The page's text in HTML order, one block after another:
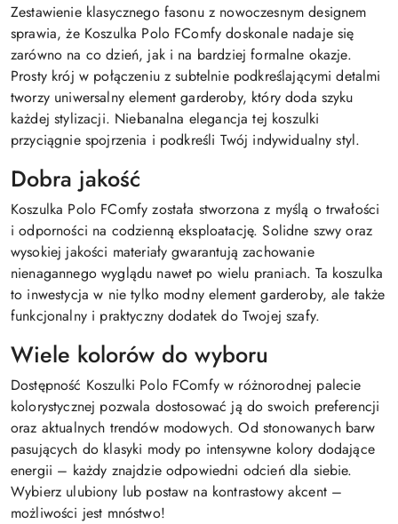
Zestawienie klasycznego fasonu z nowoczesnym designem
sprawia, że Koszulka Polo FComfy doskonale nadaje się
zarówno na co dzień, jak i na bardziej formalne okazje.
Prosty krój w połączeniu z subtelnie podkreślającymi detalmi
tworzy uniwersalny element garderoby, który doda szyku
każdej stylizacji. Niebanalna elegancja tej koszulki
przyciągnie spojrzenia i podkreśli Twój indywidualny styl.
Dobra jakość
Koszulka Polo FComfy została stworzona z myślą o trwałości
i odporności na codzienną eksploatację. Solidne szwy oraz
wysokiej jakości materiały gwarantują zachowanie
nienagannego wyglądu nawet po wielu praniach. Ta koszulka
to inwestycja w nie tylko modny element garderoby, ale także
funkcjonalny i praktyczny dodatek do Twojej szafy.
Wiele kolorów do wyboru
Dostępność Koszulki Polo FComfy w różnorodnej palecie
kolorystycznej pozwala dostosować ją do swoich preferencji
oraz aktualnych trendów modowych. Od stonowanych barw
pasujących do klasyki mody po intensywne kolory dodające
energii – każdy znajdzie odpowiedni odcień dla siebie.
Wybierz ulubiony lub postaw na kontrastowy akcent –
możliwości jest mnóstwo!